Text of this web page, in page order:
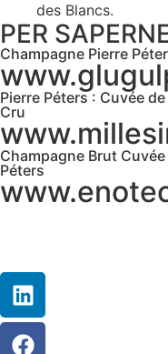
des Blancs.
PER
Champagne Pierre
Pierre Péters : Cuvée
Cru
Champagne Brut
Péters